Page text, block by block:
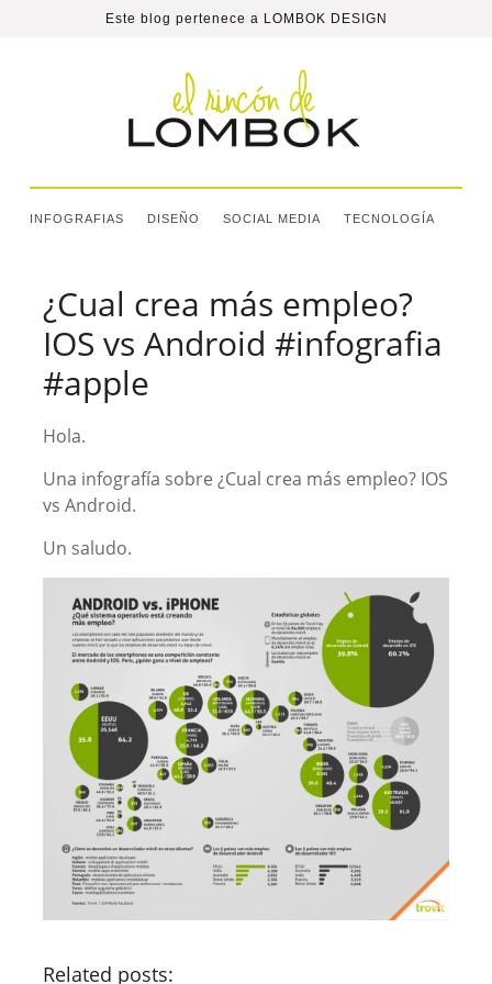
Este blog pertenece a LOMBOK DESIGN
INFOGRAFIAS DISEÑO SOCIAL MEDIA TECNOLOGÍA
¿Cual crea más empleo?
IOS vs Android #infografia
#apple
Hola.
Una infografía sobre ¿Cual crea más empleo? IOS
vs Android.
Un saludo.
Related posts: